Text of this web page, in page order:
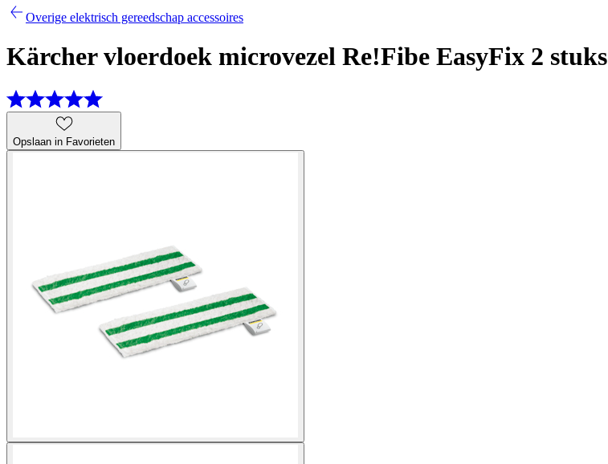
Overige elektrisch gereedschap accessoires
Kärcher vloerdoek microvezel Re!Fibe EasyFix 2 stuks
Opslaan in Favorieten